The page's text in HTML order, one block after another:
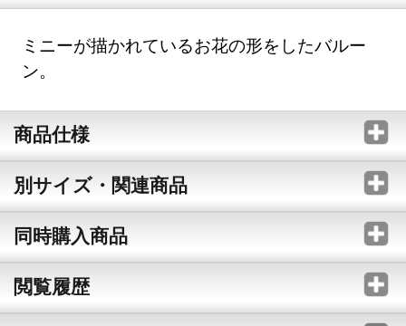
ミニーが描かれているお花の形をしたバルー
ン。
商品仕様
別サイズ・関連商品
同時購入商品
閲覧履歴